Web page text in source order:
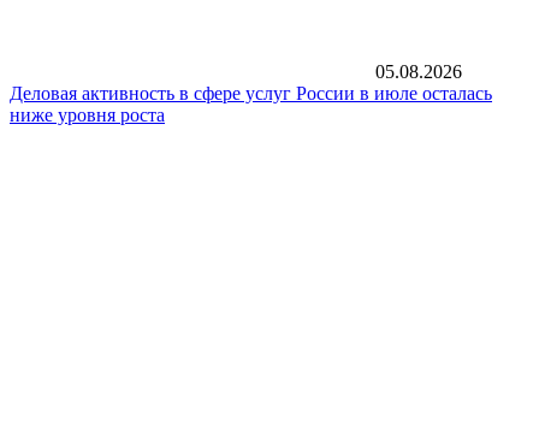
05.08.2026
Деловая активность в сфере услуг России в июле осталась
ниже уровня роста